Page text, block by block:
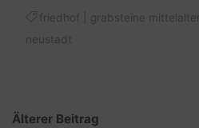
friedhof grabsteine mittelalter
neustadt
Älterer Beitrag